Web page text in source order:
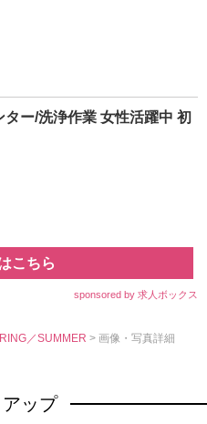
ー/洗浄作業 女性活躍中 初
こちら
sponsored by 求人ボックス
／SUMMER> 画像・写真詳細
ップ